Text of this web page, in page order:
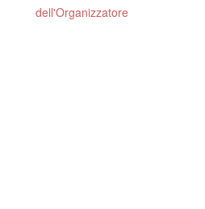
dell'Organizzatore